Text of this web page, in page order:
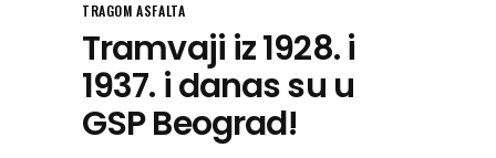
TRAGOM ASFALTA
Tramvaji iz 1928. i
1937. i danas su u
GSP Beograd!